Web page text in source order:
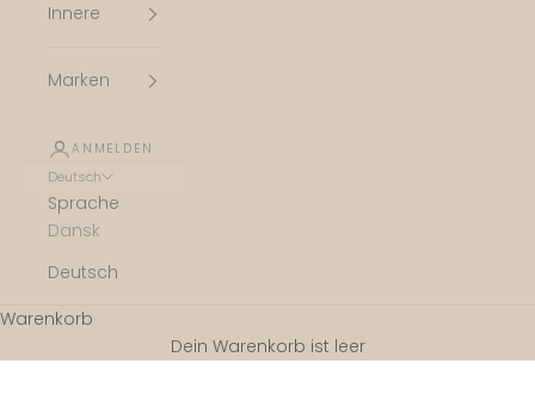
Innere
Marken
ANMELDEN
Deutsch
Sprache
Dansk
Deutsch
Warenkorb
Dein Warenkorb ist leer